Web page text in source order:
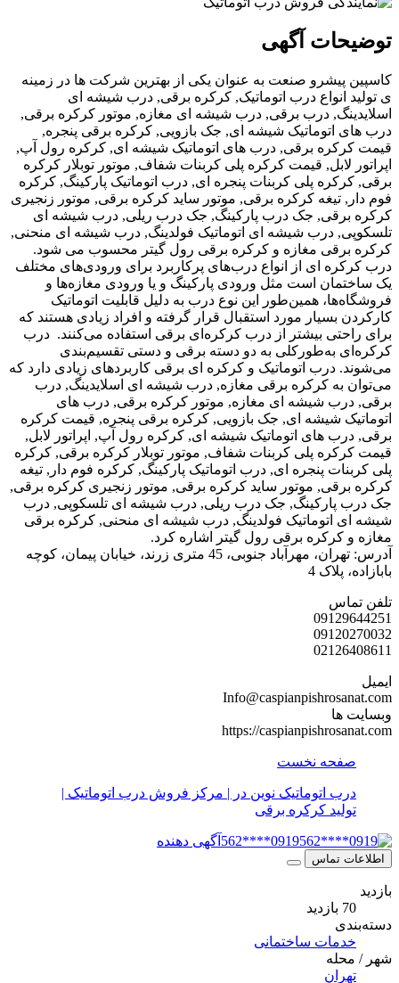
آگهی
صنعت به عنوان یکی از بهترین شرکت ها در زمینه
انواع درب اتوماتیک, کرکره برقی, درب شیشه ای
درب برقی, درب شیشه ای مغازه, موتور کرکره برقی,
اتوماتیک شیشه ای, جک بازویی, کرکره برقی پنجره,
برقی, درب های اتوماتیک شیشه ای, کرکره رول آپ,
لابل, قیمت کرکره پلی کربنات شفاف, موتور توبلار کرکره
پلی کربنات پنجره ای, درب اتوماتیک پارکینگ, کرکره
تیغه کرکره برقی, موتور ساید کرکره برقی, موتور زنجیری
جک درب پارکینگ, جک درب ریلی, درب شیشه ای
درب شیشه ای اتوماتیک فولدینگ, درب شیشه ای منحنی,
مغازه و کرکره برقی رول گیتر محسوب می شود.
ای از انواع درب‌های پرکاربرد برای ورودی‌های مختلف
است مثل ورودی پارکینگ و یا ورودی مغازه‌ها و
همین‌طور این نوع درب به دلیل قابلیت اتوماتیک
بسیار مورد استقبال قرار گرفته و افراد زیادی هستند که
بیشتر از درب کرکر‌ه‌ای برقی استفاده می‌کنند. درب
به‌طورکلی به دو دسته برقی و دستی تقسیم‌بندی
اتوماتیک و کرکره‌ ای برقی کاربردهای زیادی دارد که
کرکره‌ برقی مغازه, درب شیشه ای اسلایدینگ, درب
شیشه ای مغازه, موتور کرکره برقی, درب های
شیشه ای, جک بازویی, کرکره برقی پنجره, قیمت کرکره
های اتوماتیک شیشه ای, کرکره رول آپ, اپراتور لابل,
پلی کربنات شفاف, موتور توبلار کرکره برقی, کرکره
پنجره ای, درب اتوماتیک پارکینگ, کرکره فوم دار, تیغه
موتور ساید کرکره برقی, موتور زنجیری کرکره برقی,
جک درب ریلی, درب شیشه ای تلسکوپی, درب
اتوماتیک فولدینگ, درب شیشه ای منحنی, کرکره برقی
برقی رول گیتر اشاره کرد.
آدرس: تهران، مهرآباد جنوبی، 45 متری زرند، خیابان پیمان، کوچه
4
https://
نخست
اتوماتیک نوین در | مرکز فروش درب اتوماتیک |
کرکره برقی
0919****562 آگهی دهنده
تماس
ساختمانی